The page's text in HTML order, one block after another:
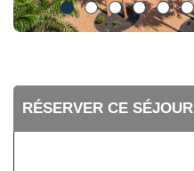
RÉSERVER CE SÉJOUR